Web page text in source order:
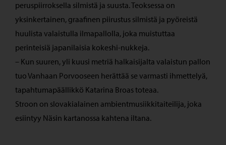
peruspiirroksella silmistä ja suusta. Teoksessa on
yksinkertainen, graafinen piirustus silmistä ja pyöreistä
huulista valaistulla ilmapallolla, joka muistuttaa
perinteisiä japanilaisia kokeshi-nukkeja.
– Kun suuren, yli kuusi metriä halkaisijalta valaistun pallon
tuo Vanhaan Porvooseen herättää se varmasti ihmettelyä,
tapahtumapäällikkö Katarina Broas toteaa.
Stroon on slovakialainen ambientmusiikkitaiteilija, joka
esiintyy Näsin kartanossa kahtena iltana.